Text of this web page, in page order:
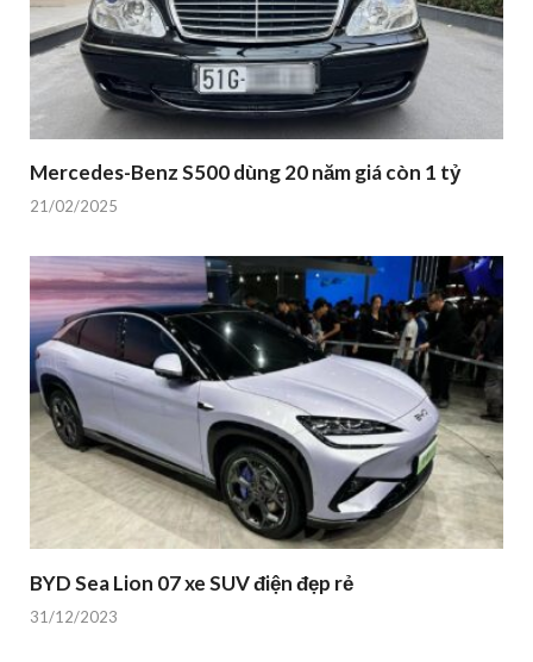
Mercedes-Benz S500 dùng 20 năm giá còn 1 tỷ
21/02/2025
BYD Sea Lion 07 xe SUV điện đẹp rẻ
31/12/2023